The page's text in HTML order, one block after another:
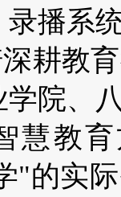
录播系
耕教
学院、
慧教
"的实